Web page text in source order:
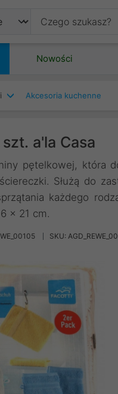
Nowości
Akcesoria kuchenne
a'la Casa
pętelkowej, która
Służą do
każdego
x 21 cm.
SKU: